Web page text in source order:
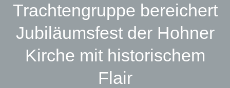
Trachtengruppe bereichert
Jubiläumsfest der Hohner
Kirche mit historischem
Flair